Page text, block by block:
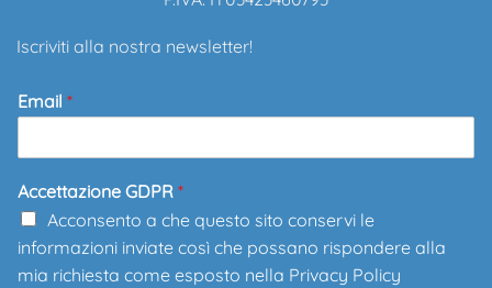
Iscriviti alla nostra newsletter!
Email *
Accettazione GDPR *
Acconsento a che questo sito conservi le
informazioni inviate così che possano rispondere alla
mia richiesta come esposto nella Privacy Policy